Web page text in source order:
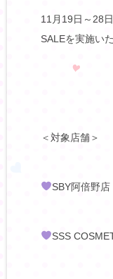
11月19日～28
SALEを実施い
＜対象店舗＞
SBY阿倍野店
SSS